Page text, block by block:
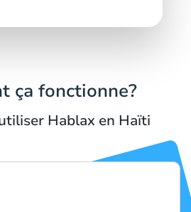
ça fonctionne?
Hablax en Haïti